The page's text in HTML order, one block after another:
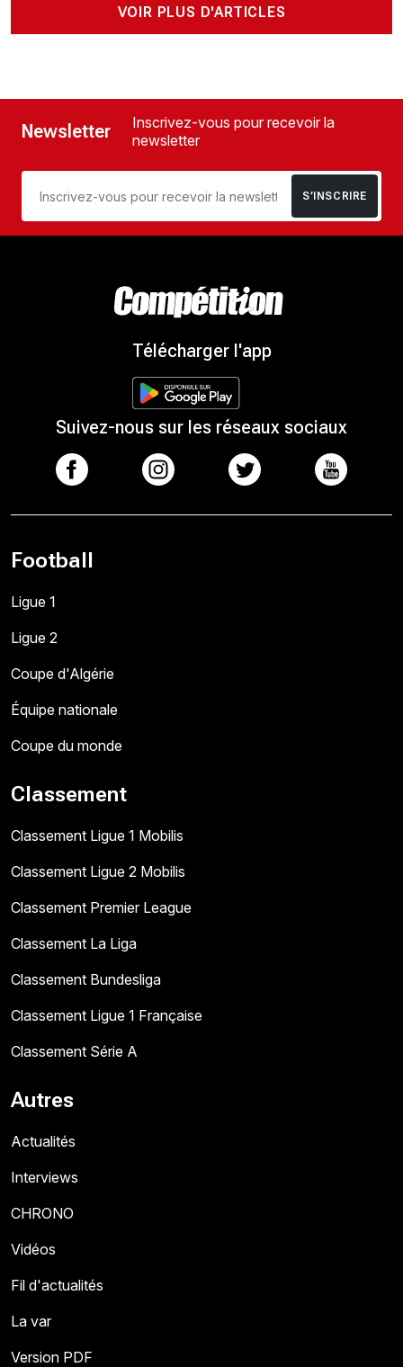
VOIR PLUS D'ARTICLES
Newsletter
Inscrivez-vous pour recevoir la
newsletter
S’INSCRIRE
Télécharger l'app
Suivez-nous sur les réseaux sociaux
Football
Ligue 1
Ligue 2
Coupe d'Algérie
Équipe nationale
Coupe du monde
Classement
Classement Ligue 1 Mobilis
Classement Ligue 2 Mobilis
Classement Premier League
Classement La Liga
Classement Bundesliga
Classement Ligue 1 Française
Classement Série A
Autres
Actualités
Interviews
CHRONO
Vidéos
Fil d'actualités
La var
Version PDF